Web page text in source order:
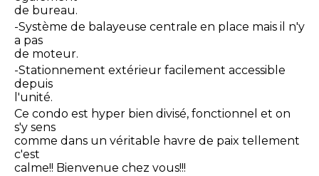
de bureau.
-Système de balayeuse centrale en place mais il n'y
a pas
de moteur.
-Stationnement extérieur facilement accessible
depuis
l'unité.
Ce condo est hyper bien divisé, fonctionnel et on
s'y sens
comme dans un véritable havre de paix tellement
c'est
calme!! Bienvenue chez vous!!!